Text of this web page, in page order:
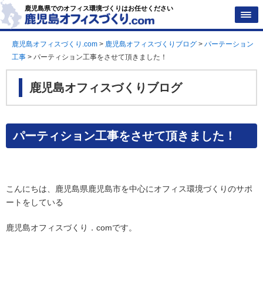
鹿児島県でのオフィス環境づくりはお任せください
鹿児島オフィスづくり.com > 鹿児島オフィスづくりブログ > パーテーション
工事 > パーティション工事をさせて頂きました！
鹿児島オフィスづくりブログ
パーティション工事をさせて頂きました！
こんにちは、鹿児島県鹿児島市を中心にオフィス環境づくりのサポ
ートをしている
鹿児島オフィスづくり．comです。